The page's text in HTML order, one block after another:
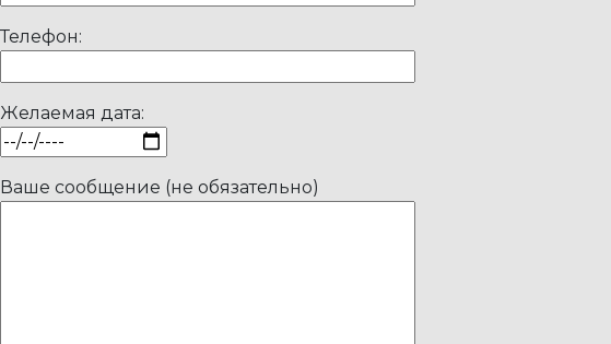
Телефон:
Желаемая дата:
Ваше сообщение (не обязательно)